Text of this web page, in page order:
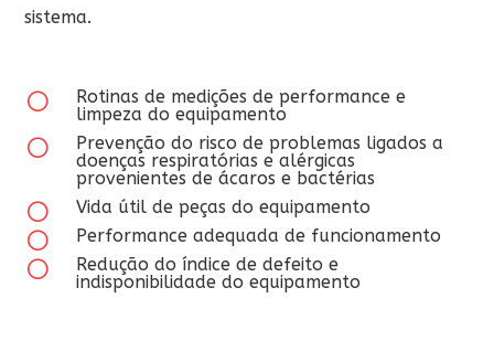
sistema.
[
Rotinas de medições de performance e
limpeza do equipamento
[
Prevenção do risco de problemas ligados a
doenças respiratórias e alérgicas
provenientes de ácaros e bactérias
[ Vida útil de peças do equipamento
[ Performance adequada de funcionamento
[
Redução do índice de defeito e
indisponibilidade do equipamento